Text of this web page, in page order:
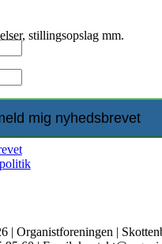
stillingsopslag mm.
| Organistforeningen |